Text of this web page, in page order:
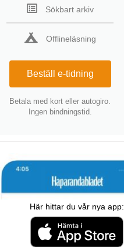
Sökbart arkiv
Offlineläsning
Beställ e-tidning
Betala med kort eller autogiro.
Ingen bindningstid.
Här hittar du vår nya app: